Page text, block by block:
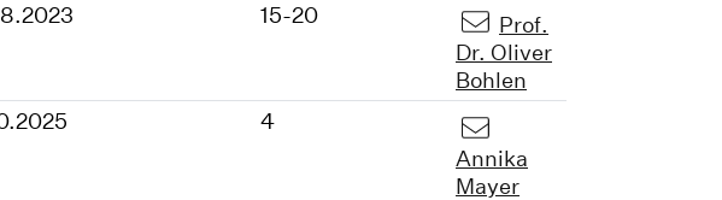
15-20
Prof.
Dr. Oliver
Bohlen
4
Annika
Mayer